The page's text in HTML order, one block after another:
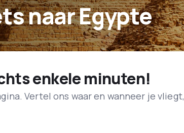
naar Egypte
enkele minuten!
Vertel ons waar en wanneer je vliegt,